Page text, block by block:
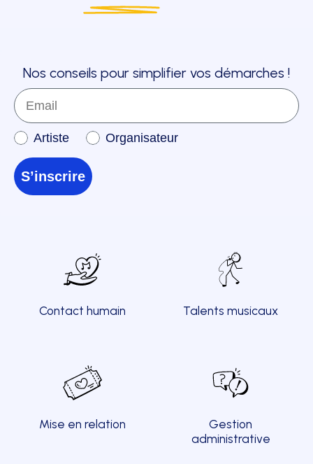
Nos conseils pour simplifier vos démarches !
Email
Inscription à la newsletter
Artiste Organisateur
S’inscrire
Contact humain Talents musicaux
Mise en relation
Gestion
administrative